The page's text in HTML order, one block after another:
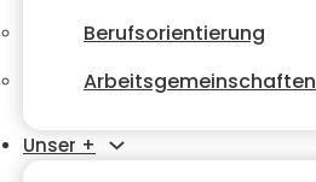
Berufsorientierung
Arbeitsgemeinschaften
Unser +